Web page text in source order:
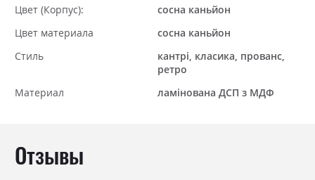
Цвет (Корпус):
сосна каньйон
Цвет материала
сосна каньйон
Стиль
кантрі, класика, прованс,
ретро
Материал
ламінована ДСП з МДФ
Отзывы